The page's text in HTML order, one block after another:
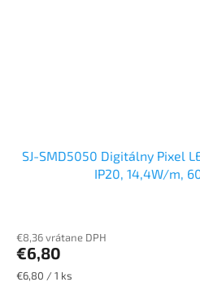
SJ-SMD5050 Digitálny Pixel
IP20, 14,4W/m,
produktu
je
5,0
€8,36 vrátane DPH
€6,80
Jednotková
€6,80 / 1 ks